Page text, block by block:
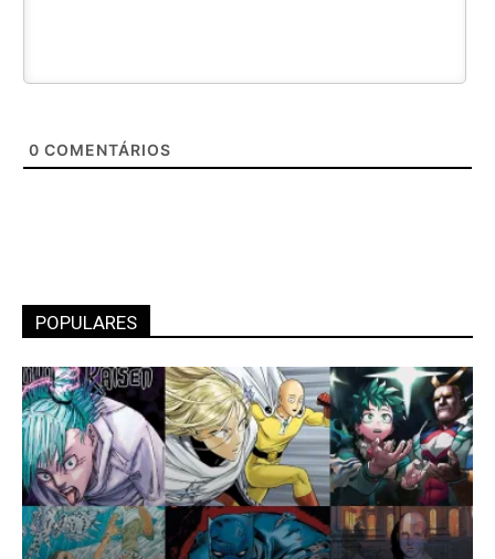
0 COMENTÁRIOS
POPULARES